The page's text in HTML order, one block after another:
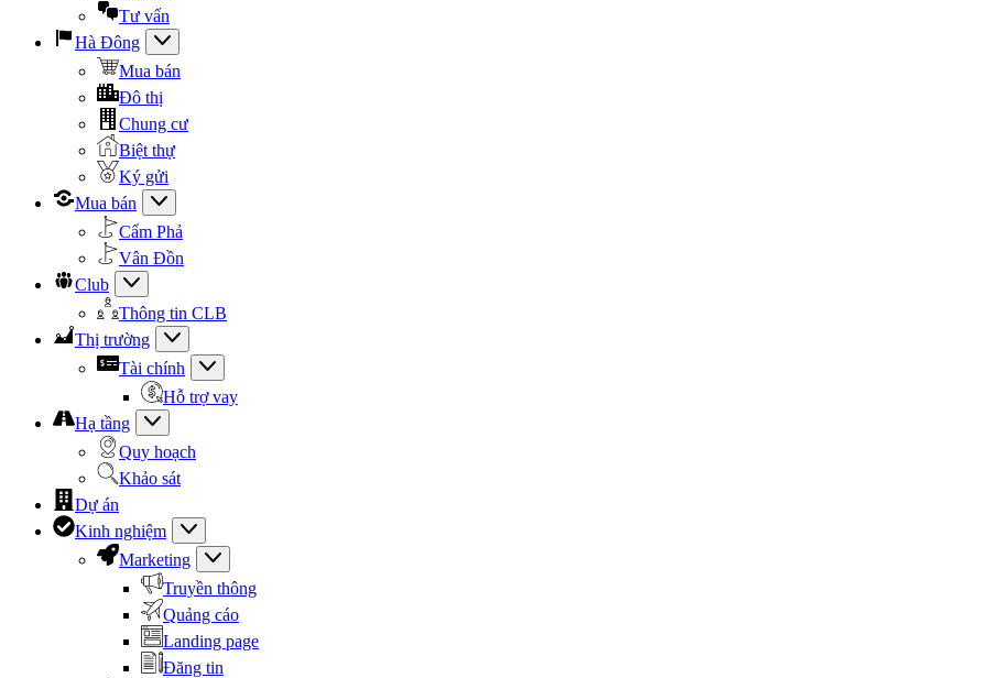
Tư vấn
Hà Đông
Mua bán
Đô thị
Chung cư
Biệt thự
Ký gửi
Mua bán
Cẩm Phả
Vân Đồn
Club
Thông tin CLB
Thị trường
Tài chính
Hỗ trợ vay
Hạ tầng
Quy hoạch
Khảo sát
Dự án
Kinh nghiệm
Marketing
Truyền thông
Quảng cáo
Landing page
Đăng tin